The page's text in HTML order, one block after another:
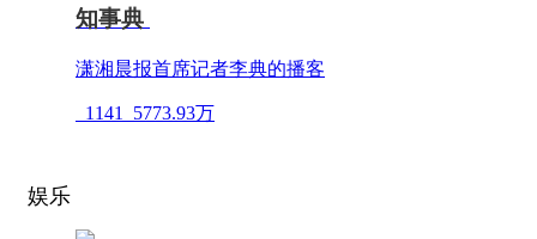
知事典
潇湘晨报首席记者李典的播客
1141 5773.93万
娱乐